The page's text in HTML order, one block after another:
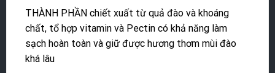
THÀNH PHẦN chiết xuất từ quả đào và khoáng
chất, tổ hợp vitamin và Pectin có khả năng làm
sạch hoàn toàn và giữ được hương thơm mùi đào
khá lâu